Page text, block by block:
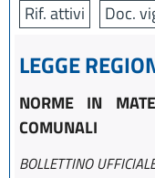
Rif. attivi Doc.
LEGGE
NORME IN
COMUNALI
BOLLETTINO